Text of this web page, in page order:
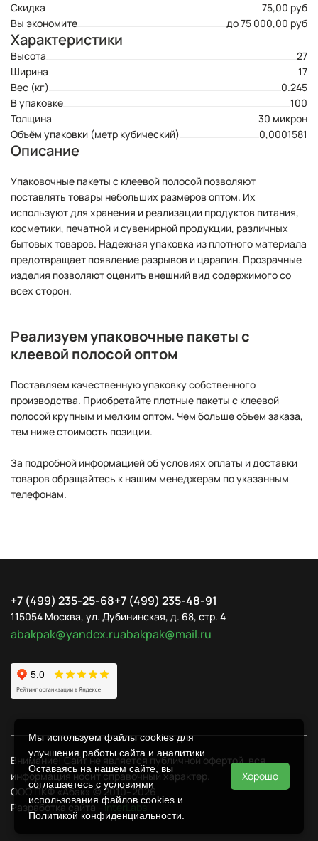
Скидка
75,00 руб
Вы экономите
до 75 000,00 руб
Характеристики
Высота
27
Ширина
17
Вес (кг)
0.245
В упаковке
100
Толщина
30 микрон
Объём упаковки (метр кубический)
0,0001581
Описание
Упаковочные пакеты с клеевой полосой позволяют
поставлять товары небольших размеров оптом. Их
используют для хранения и реализации продуктов питания,
косметики, печатной и сувенирной продукции, различных
бытовых товаров. Надежная упаковка из плотного материала
предотвращает появление разрывов и царапин. Прозрачные
изделия позволяют оценить внешний вид содержимого со
всех сторон.
Реализуем упаковочные пакеты с
клеевой полосой оптом
Поставляем качественную упаковку собственного
производства. Приобретайте плотные пакеты с клеевой
полосой крупным и мелким оптом. Чем больше объем заказа,
тем ниже стоимость позиции.
За подробной информацией об условиях оплаты и доставки
товаров обращайтесь к нашим менеджерам по указанным
телефонам.
+7 (499) 235-25-68+7 (499) 235-48-91
115054 Москва, ул. Дубининская, д. 68, стр. 4
abakpak@yandex.ruabakpak@mail.ru
Внимание! Сайт не является публичной офертой, вся
информация носит справочный характер.
ООО ПКФ «Абак» © 2010–2026
Разработка сайта -InterLabs
Мы используем файлы cookies для
улучшения работы сайта и аналитики.
Оставаясь на нашем сайте, вы
соглашаетесь с условиями
использования файлов cookies и
Политикой конфиденциальности
Хорошо